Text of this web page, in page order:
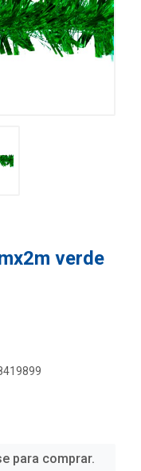
verde
para comprar.